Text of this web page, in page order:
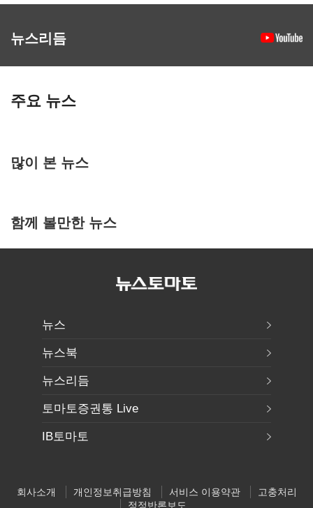
뉴스리듬
주요 뉴스
많이 본 뉴스
함께 볼만한 뉴스
뉴스
뉴스북
뉴스리듬
토마토증권통 Live
IB토마토
회사소개 개인정보취급방침 서비스 이용약관
고충처리
정정반론보도